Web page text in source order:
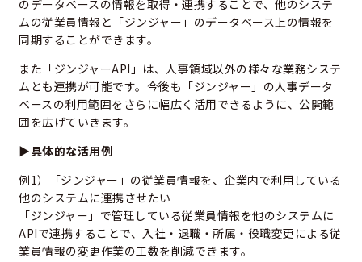
のデータベースの情報を取得・連携することで、他のシステ
ムの従業員情報と「ジンジャー」のデータベース上の情報を
同期することができます。
また「ジンジャーAPI」は、人事領域以外の様々な業務システ
ムとも連携が可能です。今後も「ジンジャー」の人事データ
ベースの利用範囲をさらに幅広く活用できるように、公開範
囲を広げていきます。
▶具体的な活用例
例1）「ジンジャー」の従業員情報を、企業内で利用している
他のシステムに連携させたい
「ジンジャー」で管理している従業員情報を他のシステムに
APIで連携することで、入社・退職・所属・役職変更による従
業員情報の変更作業の工数を削減できます。